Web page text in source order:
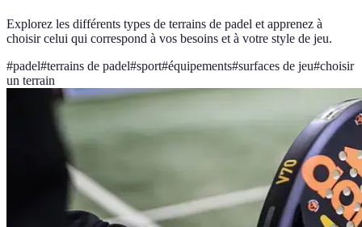
Explorez les différents types de terrains de padel et apprenez à
choisir celui qui correspond à vos besoins et à votre style de jeu.
#padel#terrains de padel#sport#équipements#surfaces de jeu#choisir
un terrain